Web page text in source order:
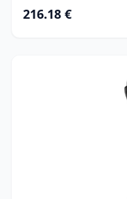
216.18 €